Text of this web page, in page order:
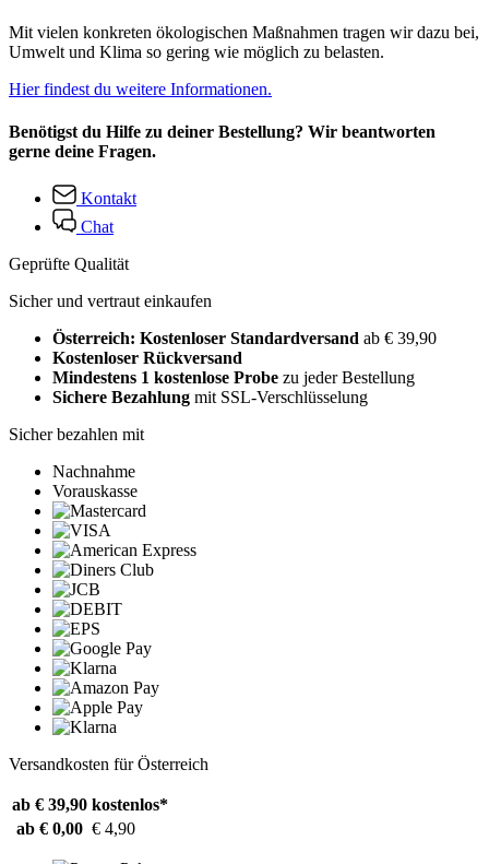
Mit vielen konkreten ökologischen Maßnahmen tragen wir dazu bei,
Umwelt und Klima so gering wie möglich zu belasten.
Hier findest du weitere Informationen.
Benötigst du Hilfe zu deiner Bestellung? Wir beantworten
gerne deine Fragen.
Kontakt
Chat
Geprüfte Qualität
Sicher und vertraut einkaufen
Österreich: Kostenloser Standardversand ab € 39,90
Kostenloser Rückversand
Mindestens 1 kostenlose Probe zu jeder Bestellung
Sichere Bezahlung mit SSL-Verschlüsselung
Sicher bezahlen mit
Nachnahme
Vorauskasse
Versandkosten für Österreich
ab € 39,90 kostenlos*
ab € 0,00 € 4,90